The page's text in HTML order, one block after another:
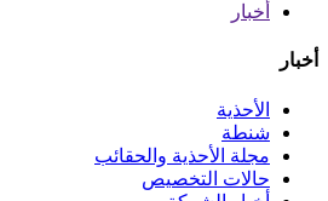
أخبار
أخبار
الأحذية
شنطة
مجلة الأحذية والحقائب
حالات التخصيص